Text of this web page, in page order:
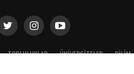
TOPLULUKLAR ÜNİVERSİTELER BİLİM